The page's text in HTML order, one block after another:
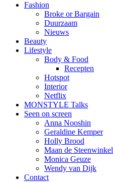
Fashion
Broke or Bargain
Duurzaam
Nieuws
Beauty
Lifestyle
Body & Food
Recepten
Hotspot
Interior
Netflix
MONSTYLE Talks
Seen on screen
Anna Nooshin
Geraldine Kemper
Holly Brood
Maan de Steenwinkel
Monica Geuze
Wendy van Dijk
Contact